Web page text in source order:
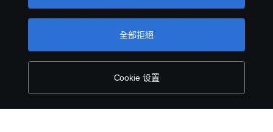
© Copyright Scania 2026 All rights reserved.
Cookie 设置
全部拒絕